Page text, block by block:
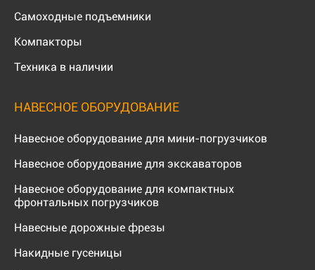
Самоходные подъемники
Компакторы
Техника в наличии
НАВЕСНОЕ ОБОРУДОВАНИЕ
Навесное оборудование для мини-погрузчиков
Навесное оборудование для экскаваторов
Навесное оборудование для компактных
фронтальных погрузчиков
Навесные дорожные фрезы
Накидные гусеницы